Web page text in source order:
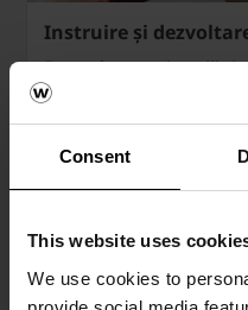
Consent
This website uses
We use cookies to
Instruire și
Dezvoltarea și
AFLĂ MAI MULTE